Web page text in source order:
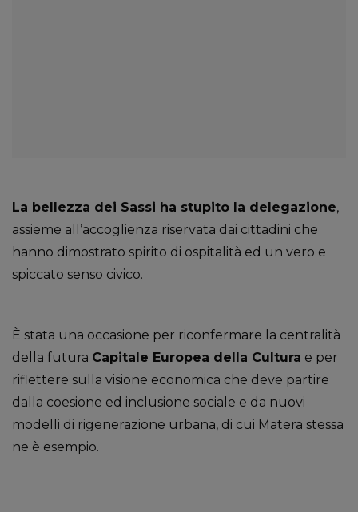
La bellezza dei Sassi ha stupito la delegazione,
assieme all’accoglienza riservata dai cittadini che
hanno dimostrato spirito di ospitalità ed un vero e
spiccato senso civico.
È stata una occasione per riconfermare la centralità
della futura Capitale Europea della Cultura e per
riflettere sulla visione economica che deve partire
dalla coesione ed inclusione sociale e da nuovi
modelli di rigenerazione urbana, di cui Matera stessa
ne è esempio.